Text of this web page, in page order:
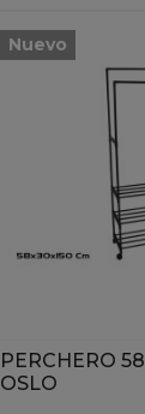
Nuevo
PERCHERO
OSLO